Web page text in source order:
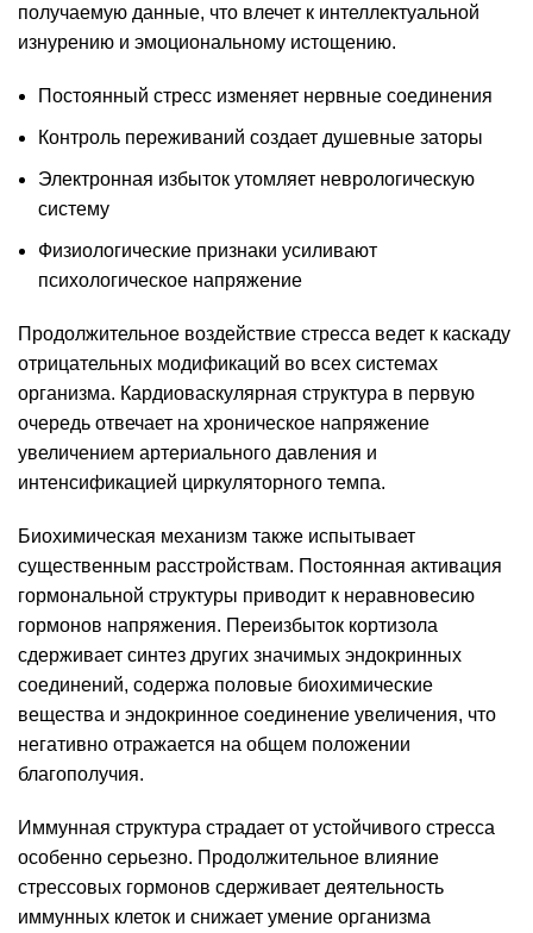
получаемую данные, что влечет к интеллектуальной
изнурению и эмоциональному истощению.
Постоянный стресс изменяет нервные соединения
Контроль переживаний создает душевные заторы
Электронная избыток утомляет неврологическую
систему
Физиологические признаки усиливают
психологическое напряжение
Продолжительное воздействие стресса ведет к каскаду
отрицательных модификаций во всех системах
организма. Кардиоваскулярная структура в первую
очередь отвечает на хроническое напряжение
увеличением артериального давления и
интенсификацией циркуляторного темпа.
Биохимическая механизм также испытывает
существенным расстройствам. Постоянная активация
гормональной структуры приводит к неравновесию
гормонов напряжения. Переизбыток кортизола
сдерживает синтез других значимых эндокринных
соединений, содержа половые биохимические
вещества и эндокринное соединение увеличения, что
негативно отражается на общем положении
благополучия.
Иммунная структура страдает от устойчивого стресса
особенно серьезно. Продолжительное влияние
стрессовых гормонов сдерживает деятельность
иммунных клеток и снижает умение организма